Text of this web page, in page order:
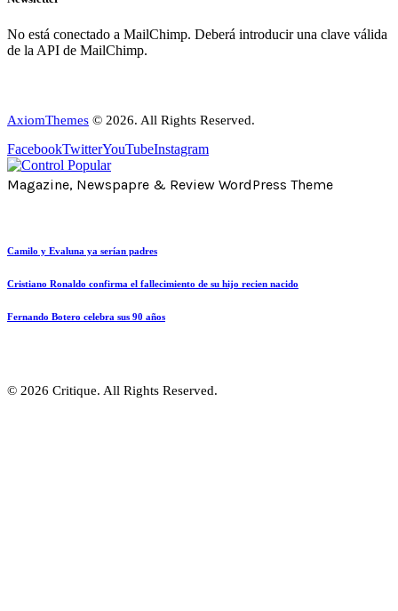
No está conectado a MailChimp. Deberá introducir una clave válida
de la API de MailChimp.
AxiomThemes © 2026. All Rights Reserved.
FacebookTwitterYouTubeInstagram
Magazine, Newspapre & Review WordPress Theme
Camilo y Evaluna ya serían padres
Cristiano Ronaldo confirma el fallecimiento de su hijo recien nacido
Fernando Botero celebra sus 90 años
© 2026 Critique. All Rights Reserved.